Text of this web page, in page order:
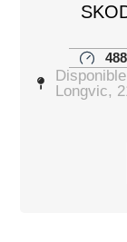
Longvic,